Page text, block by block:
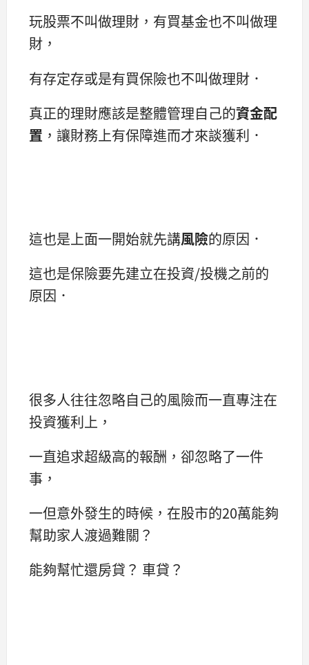
玩股票不叫做理財，有買基金也不叫做理
財，
有存定存或是有買保險也不叫做理財．
真正的理財應該是整體管理自己的資金配
置 ，讓財務上有保障進而才來談獲利．
這也是上面一開始就先講風險的原因．
這也是保險要先建立在投資/投機之前的
原因．
很多人往往忽略自己的風險而一直專注在
投資獲利上，
一直追求超級高的報酬，卻忽略了一件
事，
一但意外發生的時候，在股市的20萬能夠
幫助家人渡過難關？
能夠幫忙還房貸？ 車貸？